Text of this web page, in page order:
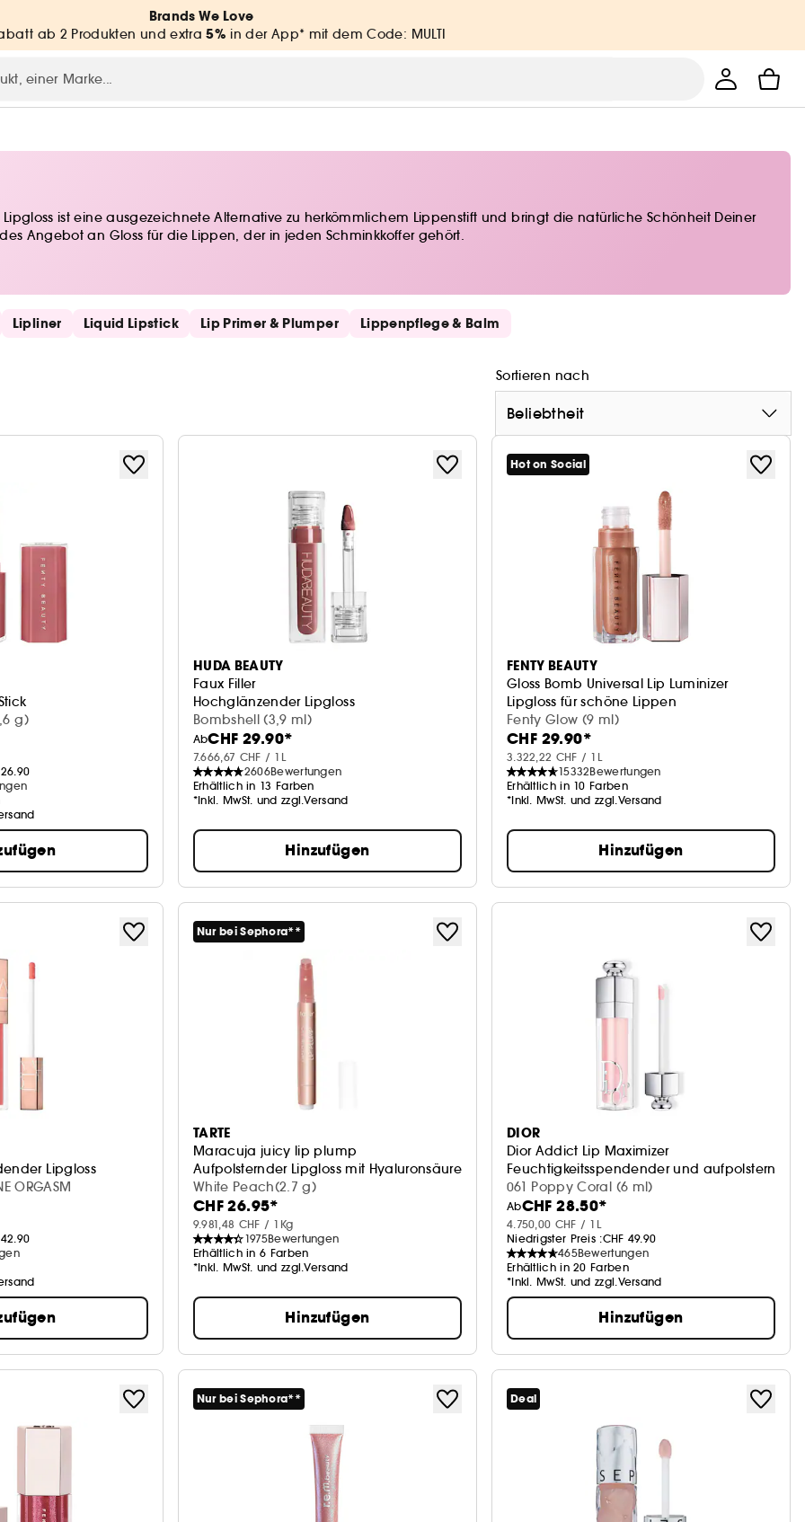
Brands We Love
ab 2 Produkten und extra5% in der App* mit dem Code: MULTI
ist eine ausgezeichnete Alternative zu herkömmlichem Lippenstift und bringt die natürliche Schönheit Deiner
Angebot an Gloss für die Lippen, der in jeden Schminkkoffer gehört.
Lipliner Liquid Lipstick Lip Primer & Plumper Lippenpflege & Balm
Sortieren nach
Beliebtheit
g)
26.90
HUDA BEAUTY
Faux Filler
Hochglänzender Lipgloss
Bombshell (3,9 ml)
AbCHF 29.90*
7.666,67 CHF / 1L
2606Bewertungen
Erhältlich in 13 Farben
*Inkl. MwSt. und zzgl.Versand
Hinzufügen
Hot on Social
FENTY BEAUTY
Gloss Bomb Universal Lip Luminizer
Lipgloss für schöne Lippen
Fenty Glow (9 ml)
CHF 29.90*
3.322,22 CHF / 1L
15332Bewertungen
Erhältlich in 10 Farben
*Inkl. MwSt. und zzgl.Versand
Hinzufügen
Lipgloss
ORGASM
42.90
Nur bei Sephora**
TARTE
Maracuja juicy lip plump
Aufpolsternder Lipgloss mit Hyaluronsäure
White Peach(2.7 g)
CHF 26.95*
9.981,48 CHF / 1Kg
1975Bewertungen
Erhältlich in 6 Farben
*Inkl. MwSt. und zzgl.Versand
Hinzufügen
DIOR
Dior Addict Lip Maximizer
Feuchtigkeitsspendender und aufpolsternder
061 Poppy Coral (6 ml)
AbCHF 28.50*
4.750,00 CHF / 1L
Niedrigster Preis :CHF 49.90
465Bewertungen
Erhältlich in 20 Farben
*Inkl. MwSt. und zzgl.Versand
Hinzufügen
Nur bei Sephora** Deal